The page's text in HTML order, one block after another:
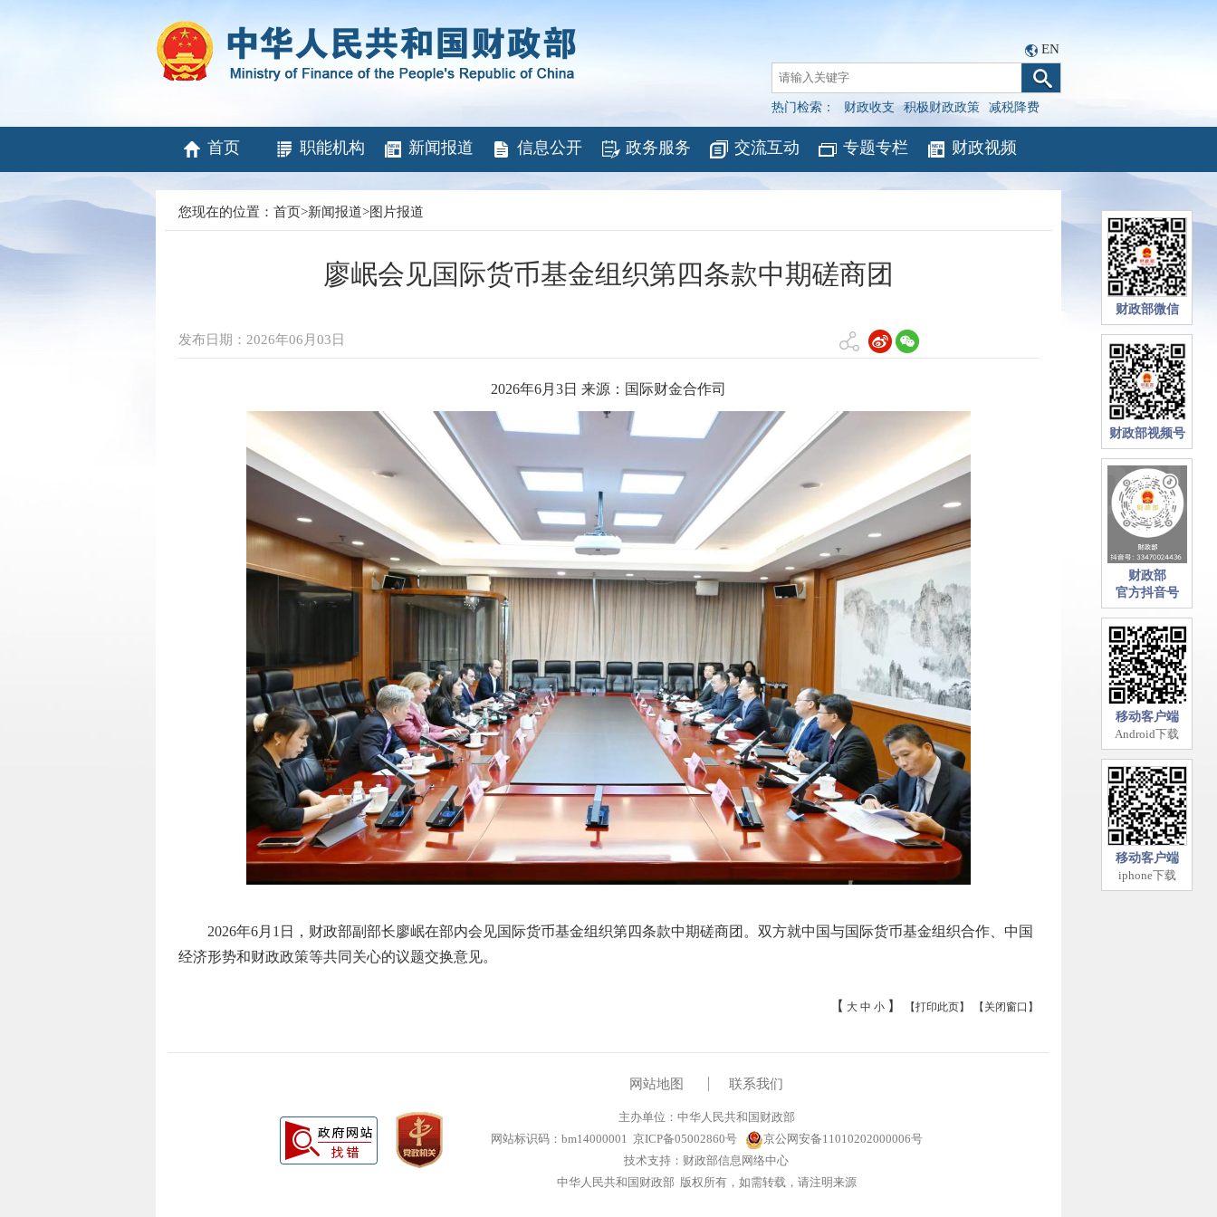
EN
热门检索： 财政收支 积极财政政策 减税降费
首页 职能机构 新闻报道 信息公开 政务服务 交流互动 专题专栏 财政视频
您现在的位置： 首页>新闻报道>图片报道
廖岷会见国际货币基金组织第四条款中期磋商团
发布日期：2026年06月03日
2026年6月3日 来源：国际财金合作司
2026年6月1日，财政部副部长廖岷在部内会见国际货币基金组织第四条款中期磋商团。双方就中国与国际货币基金组织合作、中国
经济形势和财政政策等共同关心的议题交换意见。
【 大 中 小 】 【打印此页】 【关闭窗口】
网站地图 联系我们
主办单位：中华人民共和国财政部
网站标识码：bm14000001 京ICP备05002860号
京公网安备11010202000006号
技术支持：财政部信息网络中心
中华人民共和国财政部 版权所有，如需转载，请注明来源
财政部微信
财政部视频号
财政部
官方抖音号
移动客户端
Android下载
移动客户端
iphone下载